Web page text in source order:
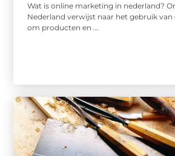
Wat is online marketing in nederland?
Nederland verwijst naar het gebruik van
om producten en ...